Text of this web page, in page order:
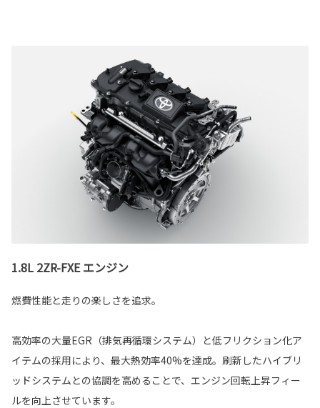
1.8L 2ZR-FXE エンジン
燃費性能と走りの楽しさを追求。
高効率の大量EGR（排気再循環システム）と低フリクション化ア
イテムの採用により、最大熱効率40%を達成。刷新したハイブリ
ッドシステムとの協調を高めることで、エンジン回転上昇フィー
ルを向上させています。